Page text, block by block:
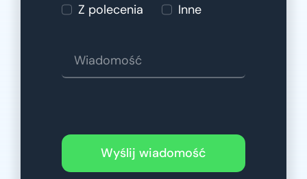
Z polecenia
Inne
Wyślij wiadomość